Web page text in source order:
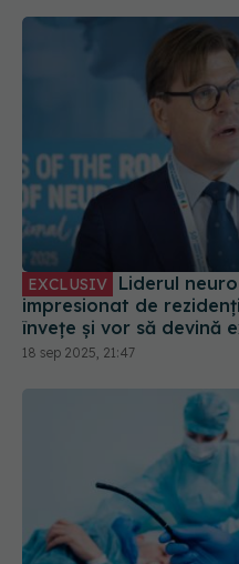
EXCLUSIV
impresionat de
învețe și vor să devină
18 sep 2025, 21:47